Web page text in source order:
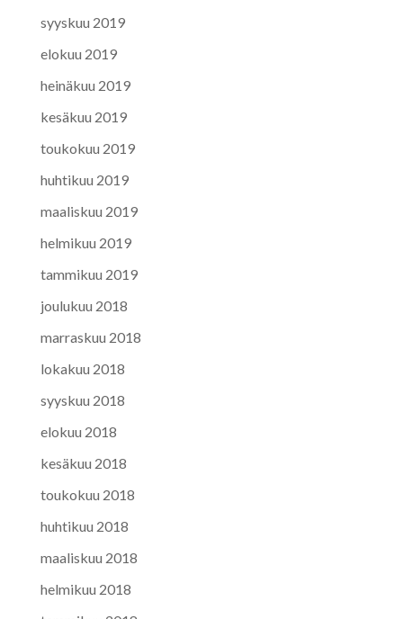
syyskuu 2019
elokuu 2019
heinäkuu 2019
kesäkuu 2019
toukokuu 2019
huhtikuu 2019
maaliskuu 2019
helmikuu 2019
tammikuu 2019
joulukuu 2018
marraskuu 2018
lokakuu 2018
syyskuu 2018
elokuu 2018
kesäkuu 2018
toukokuu 2018
huhtikuu 2018
maaliskuu 2018
helmikuu 2018